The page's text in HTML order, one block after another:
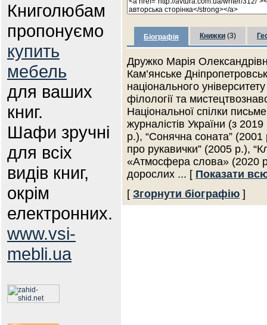
Книголюбам
пропонуємо
купить
мебель
для ваших
книг.
Шафи зручні
для всіх
видів книг,
окрім
електронних.
www.vsi-
mebli.ua
Біографія Книжки (3)
Дружко Марія
Кам’янське
національного
філології та
Національної спілки
журналістів України (з
р.), “Сонячна соната”
про рукавички” (2005 р.),
«Атмосфера слова» (2020
дорослих ... [ Показати
[ Згорнути біографію ]